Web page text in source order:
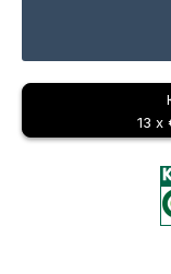
13 x